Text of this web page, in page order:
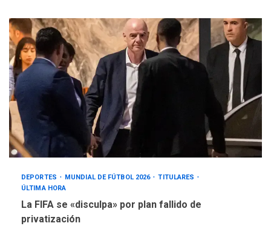
DEPORTES MUNDIAL DE FÚTBOL 2026
TITULARES
ÚLTIMA HORA
La FIFA se «disculpa» por plan fallido de
privatización